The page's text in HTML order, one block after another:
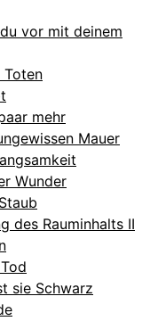
vor mit deinem
Toten
mehr
Mauer
Wunder
des Rauminhalts II
sie Schwarz